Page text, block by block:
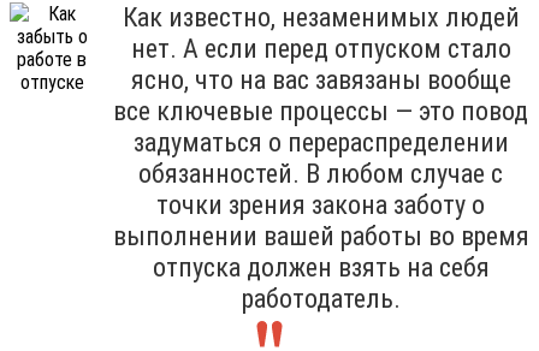
Как известно, незаменимых людей
нет. А если перед отпуском стало
ясно, что на вас завязаны вообще
все ключевые процессы — это повод
задуматься о перераспределении
обязанностей. В любом случае с
точки зрения закона заботу о
выполнении вашей работы во время
отпуска должен взять на себя
работодатель.